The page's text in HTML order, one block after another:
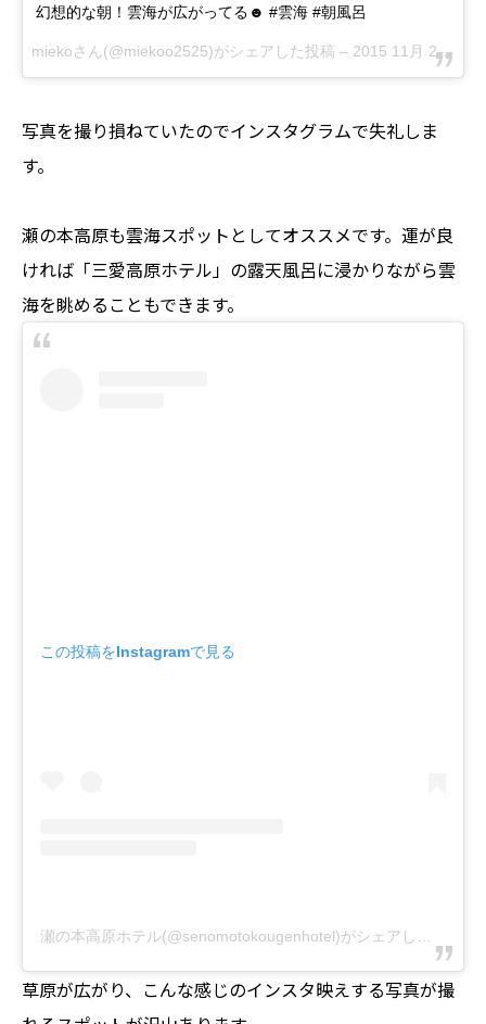
幻想的な朝！雲海が広がってる☻ #雲海 #朝風呂
miekoさん(@miekoo2525)がシェアした投稿 – 2015 11月 22 2:57午後 PST
写真を撮り損ねていたのでインスタグラムで失礼しま
す。
瀬の本高原も雲海スポットとしてオススメです。運が良
ければ「三愛高原ホテル」の露天風呂に浸かりながら雲
海を眺めることもできます。
この投稿をInstagramで見る
瀬の本高原ホテル(@senomotokougenhotel)がシェアした投稿
草原が広がり、こんな感じのインスタ映えする写真が撮